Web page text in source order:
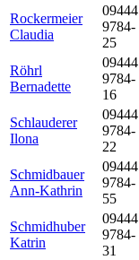
Rockermeier
Claudia
09444
9784-
25
Röhrl
Bernadette
09444
9784-
16
Schlauderer
Ilona
09444
9784-
22
Schmidbauer
Ann-Kathrin
09444
9784-
55
Schmidhuber
Katrin
09444
9784-
31